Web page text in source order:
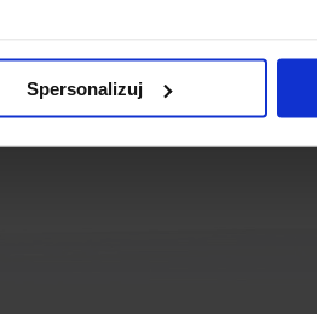
Spersonalizuj
(5 October 2011)